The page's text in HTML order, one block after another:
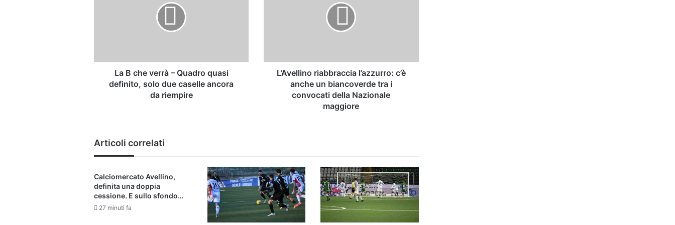
solo
caselle
La B che verrà – Quadro quasi
definito, solo due caselle ancora
da riempire
i
convocati
Nazionale
L’Avellino riabbraccia l’azzurro: c’è
anche un biancoverde tra i
convocati della Nazionale
maggiore
Articoli correlati
Calciomercato Avellino,
definita una doppia
cessione. E sullo sfondo…
27 minuti fa